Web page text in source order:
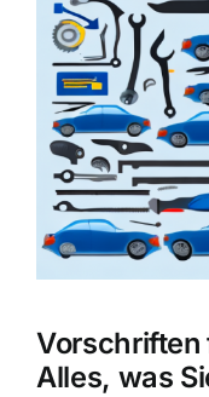
grösseres
Bild
Alles, was